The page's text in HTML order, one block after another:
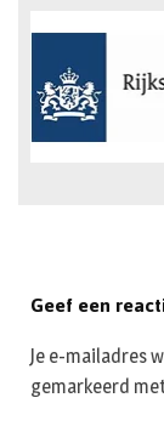
Geef een
Je e-mailadres
gemarkeerd